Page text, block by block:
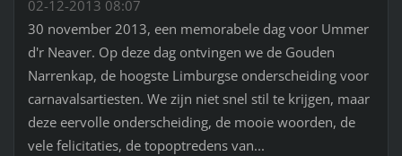
02-12-2013 08:07
30 november 2013, een memorabele dag voor Ummer
d'r Neaver. Op deze dag ontvingen we de Gouden
Narrenkap, de hoogste Limburgse onderscheiding voor
carnavalsartiesten. We zijn niet snel stil te krijgen, maar
deze eervolle onderscheiding, de mooie woorden, de
vele felicitaties, de topoptredens van...